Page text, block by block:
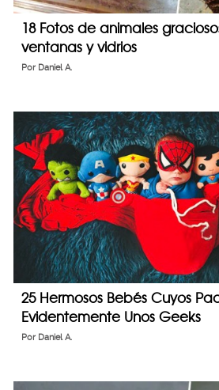
18 Fotos de animales
ventanas y vidrios
Por Daniel A.
25 Hermosos Bebés Cuyos
Evidentemente Unos Geeks
Por Daniel A.